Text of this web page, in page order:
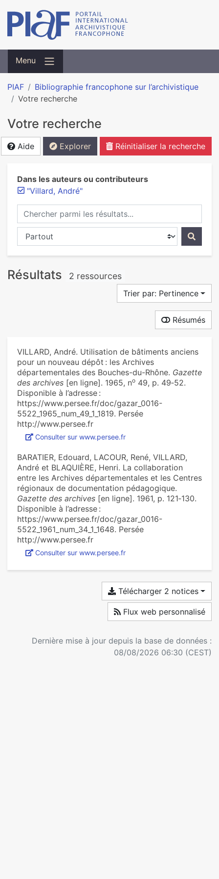
Menu
PIAF
Bibliographie francophone sur l’archivistique
Votre recherche
Votre recherche
Aide Explorer Réinitialiser la recherche
Dans les auteurs ou contributeurs
"Villard, André"
Chercher parmi les résultats...
Chercher dans...
Résultats 2 ressources
Trier par: Pertinence
Résumés
VILLARD, André. Utilisation de bâtiments anciens
pour un nouveau dépôt : les Archives
départementales des Bouches-du-Rhône. Gazette
des archives [en ligne]. 1965, no 49, p. 49‑52.
Disponible à l’adresse :
https://www.persee.fr/doc/gazar_0016-
5522_1965_num_49_1_1819. Persée
http://www.persee.fr
Consulter sur www.persee.fr
BARATIER, Edouard, LACOUR, René, VILLARD,
André et BLAQUIÈRE, Henri. La collaboration
entre les Archives départementales et les Centres
régionaux de documentation pédagogique.
Gazette des archives [en ligne]. 1961, p. 121‑130.
Disponible à l’adresse :
https://www.persee.fr/doc/gazar_0016-
5522_1961_num_34_1_1648. Persée
http://www.persee.fr
Consulter sur www.persee.fr
Télécharger 2 notices
Flux web personnalisé
Dernière mise à jour depuis la base de données :
08/08/2026 06:30 (CEST)